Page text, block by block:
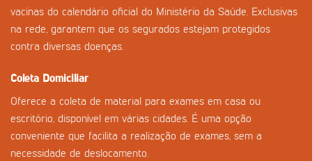
vacinas do calendário oficial do Ministério da Saúde. Exclusivas
na rede, garantem que os segurados estejam protegidos
contra diversas doenças.
Coleta Domiciliar
Oferece a coleta de material para exames em casa ou
escritório, disponível em várias cidades. É uma opção
conveniente que facilita a realização de exames, sem a
necessidade de deslocamento.